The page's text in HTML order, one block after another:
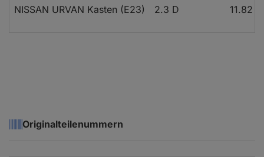
NISSAN URVAN Kasten (E23)
2.3 D 11.82 -
Originalteilenummern